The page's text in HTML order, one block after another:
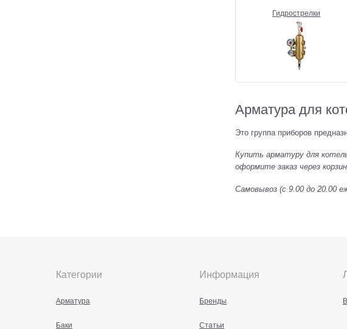
Гидрострелки
Арматура для
Это группа приборов
Купить арматуру для
оформите заказ через
Самовывоз (с 9.00 до 20.00
Категории
Арматура
Баки
Информация
Бренды
Статьи